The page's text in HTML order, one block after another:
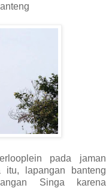
pada jaman
itu, lapangan banteng
Singa karena